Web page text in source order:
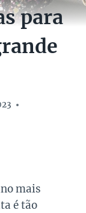
para
mais
é tão